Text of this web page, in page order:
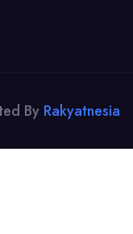
By Rakyatnesia